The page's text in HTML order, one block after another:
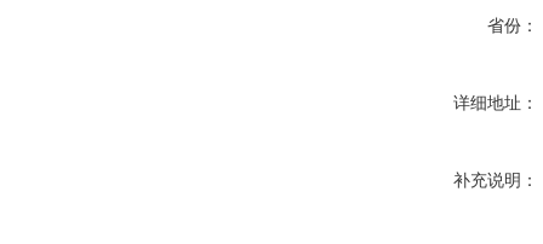
省份：
详细地址：
补充说明：